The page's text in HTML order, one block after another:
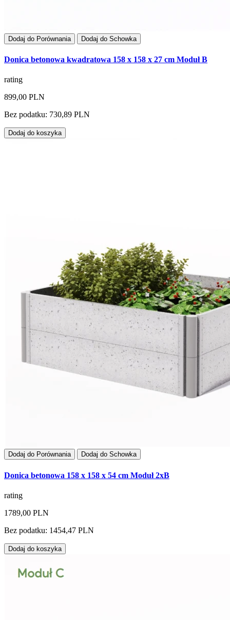
Dodaj do Porównania Dodaj do Schowka
Donica betonowa kwadratowa 158 x 158 x 27 cm Moduł B
rating
899,00 PLN
Bez podatku: 730,89 PLN
Dodaj do koszyka
Dodaj do Porównania Dodaj do Schowka
Donica betonowa 158 x 158 x 54 cm Moduł 2xB
rating
1789,00 PLN
Bez podatku: 1454,47 PLN
Dodaj do koszyka